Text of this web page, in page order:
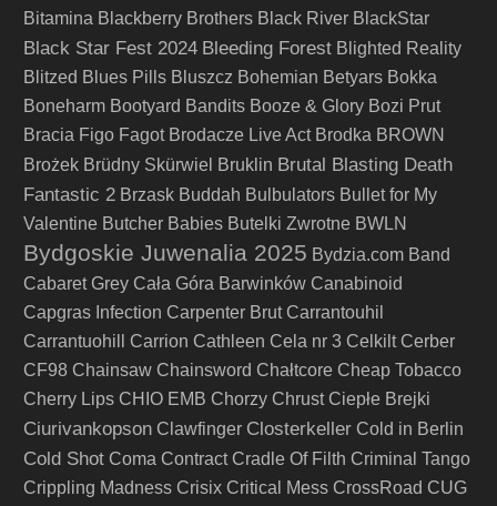
Bitamina Blackberry Brothers Black River BlackStar
Black Star Fest 2024 Bleeding Forest Blighted Reality
Blitzed Blues Pills Bluszcz Bohemian Betyars Bokka
Boneharm Bootyard Bandits Booze & Glory Bozi Prut
Bracia Figo Fagot Brodacze Live Act Brodka BROWN
Brożek Brüdny Skürwiel Bruklin Brutal Blasting Death
Fantastic 2 Brzask Buddah Bulbulators Bullet for My
Valentine Butcher Babies Butelki Zwrotne BWLN
Bydgoskie Juwenalia 2025 Bydzia.com Band
Cabaret Grey Cała Góra Barwinków Canabinoid
Capgras Infection Carpenter Brut Carrantouhil
Carrantuohill
Carrion Cathleen Cela nr 3 Celkilt Cerber
CF98 Chainsaw Chainsword Chałtcore Cheap Tobacco
Cherry Lips CHIO EMB Chorzy Chrust Ciepłe Brejki
Ciurivankopson Clawfinger Closterkeller Cold in Berlin
Cold Shot Coma Contract Cradle Of Filth Criminal Tango
Crippling Madness Crisix Critical Mess CrossRoad CUG